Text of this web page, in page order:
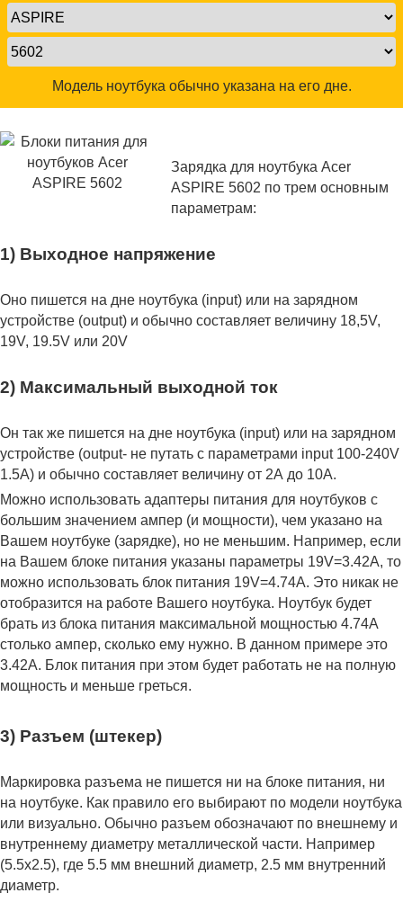
Модель ноутбука обычно указана на его дне.
Зарядка для ноутбука Acer
ASPIRE 5602 по трем основным
параметрам:
1) Выходное напряжение
Оно пишется на дне ноутбука (input) или на зарядном
устройстве (output) и обычно составляет величину 18,5V,
19V, 19.5V или 20V
2) Максимальный выходной ток
Он так же пишется на дне ноутбука (input) или на зарядном
устройстве (output- не путать с параметрами input 100-240V
1.5A) и обычно составляет величину от 2А до 10A.
Можно использовать адаптеры питания для ноутбуков с
большим значением ампер (и мощности), чем указано на
Вашем ноутбуке (зарядке), но не меньшим. Например, если
на Вашем блоке питания указаны параметры 19V=3.42A, то
можно использовать блок питания 19V=4.74A. Это никак не
отобразится на работе Вашего ноутбука. Ноутбук будет
брать из блока питания максимальной мощностью 4.74А
столько ампер, сколько ему нужно. В данном примере это
3.42А. Блок питания при этом будет работать не на полную
мощность и меньше греться.
3) Разъем (штекер)
Маркировка разъема не пишется ни на блоке питания, ни
на ноутбуке. Как правило его выбирают по модели ноутбука
или визуально. Обычно разъем обозначают по внешнему и
внутреннему диаметру металлической части. Например
(5.5x2.5), где 5.5 мм внешний диаметр, 2.5 мм внутренний
диаметр.